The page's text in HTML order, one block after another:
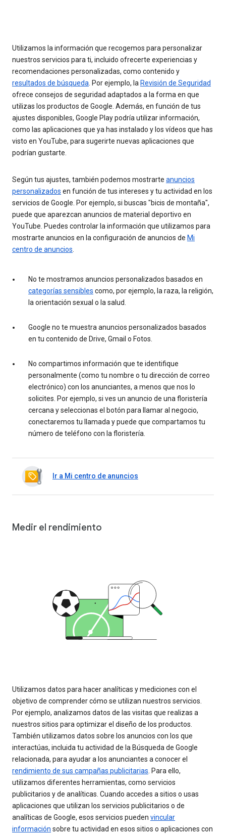
Utilizamos la información que recogemos para personalizar
nuestros servicios para ti, incluido ofrecerte experiencias y
recomendaciones personalizadas, como contenido y
resultados de búsqueda . Por ejemplo, la Revisión de Seguridad
ofrece consejos de seguridad adaptados a la forma en que
utilizas los productos de Google. Además, en función de tus
ajustes disponibles, Google Play podría utilizar información,
como las aplicaciones que ya has instalado y los vídeos que has
visto en YouTube, para sugerirte nuevas aplicaciones que
podrían gustarte.
Según tus ajustes, también podemos mostrarte anuncios
personalizados en función de tus intereses y tu actividad en los
servicios de Google. Por ejemplo, si buscas "bicis de montaña",
puede que aparezcan anuncios de material deportivo en
YouTube. Puedes controlar la información que utilizamos para
mostrarte anuncios en la configuración de anuncios de Mi
centro de anuncios
No te mostramos anuncios personalizados basados en
categorías sensibles como, por ejemplo, la raza, la religión,
la orientación sexual o la salud.
Google no te muestra anuncios personalizados basados
en tu contenido de Drive, Gmail o Fotos.
No compartimos información que te identifique
personalmente (como tu nombre o tu dirección de correo
electrónico) con los anunciantes, a menos que nos lo
solicites. Por ejemplo, si ves un anuncio de una floristería
cercana y seleccionas el botón para llamar al negocio,
conectaremos tu llamada y puede que compartamos tu
número de teléfono con la floristería.
Ir a Mi centro de anuncios
Medir el rendimiento
Utilizamos datos para hacer analíticas y mediciones con el
objetivo de comprender cómo se utilizan nuestros servicios.
Por ejemplo, analizamos datos de las visitas que realizas a
nuestros sitios para optimizar el diseño de los productos.
También utilizamos datos sobre los anuncios con los que
interactúas, incluida tu actividad de la Búsqueda de Google
relacionada, para ayudar a los anunciantes a conocer el
rendimiento de sus campañas publicitarias. Para ello,
utilizamos diferentes herramientas, como servicios
publicitarios y de analíticas. Cuando accedes a sitios o usas
aplicaciones que utilizan los servicios publicitarios o de
analíticas de Google, esos servicios pueden vincular
información sobre tu actividad en esos sitios o aplicaciones con